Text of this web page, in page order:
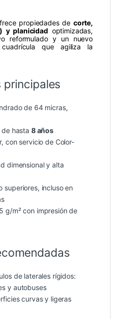
propiedades de corte,
y planicidad optimizadas,
reformulado y un nuevo
que agiliza la
de 64 micras,
hasta 8 años
con servicio de Color-
dimensional y alta
superiores, incluso en
g/m² con impresión de
de laterales rígidos:
y autobuses
curvas y ligeras